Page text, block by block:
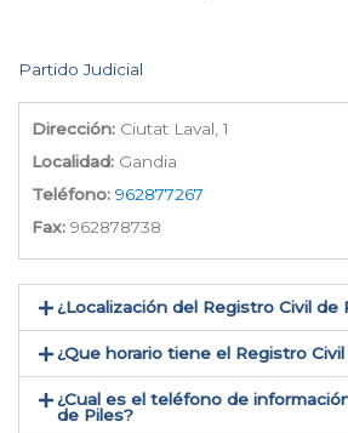
Partido Judicial
Dirección: Ciutat Laval, 1
Localidad: Gandia
Teléfono: 962877267
Fax: 962878738
¿Localización del Registro Civil de
¿Que horario tiene el Registro
¿Cual es el teléfono de
de Piles​?